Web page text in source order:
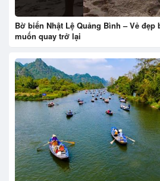
Bờ biển Nhật Lệ Quảng Bình – Vẻ
muốn quay trở lại